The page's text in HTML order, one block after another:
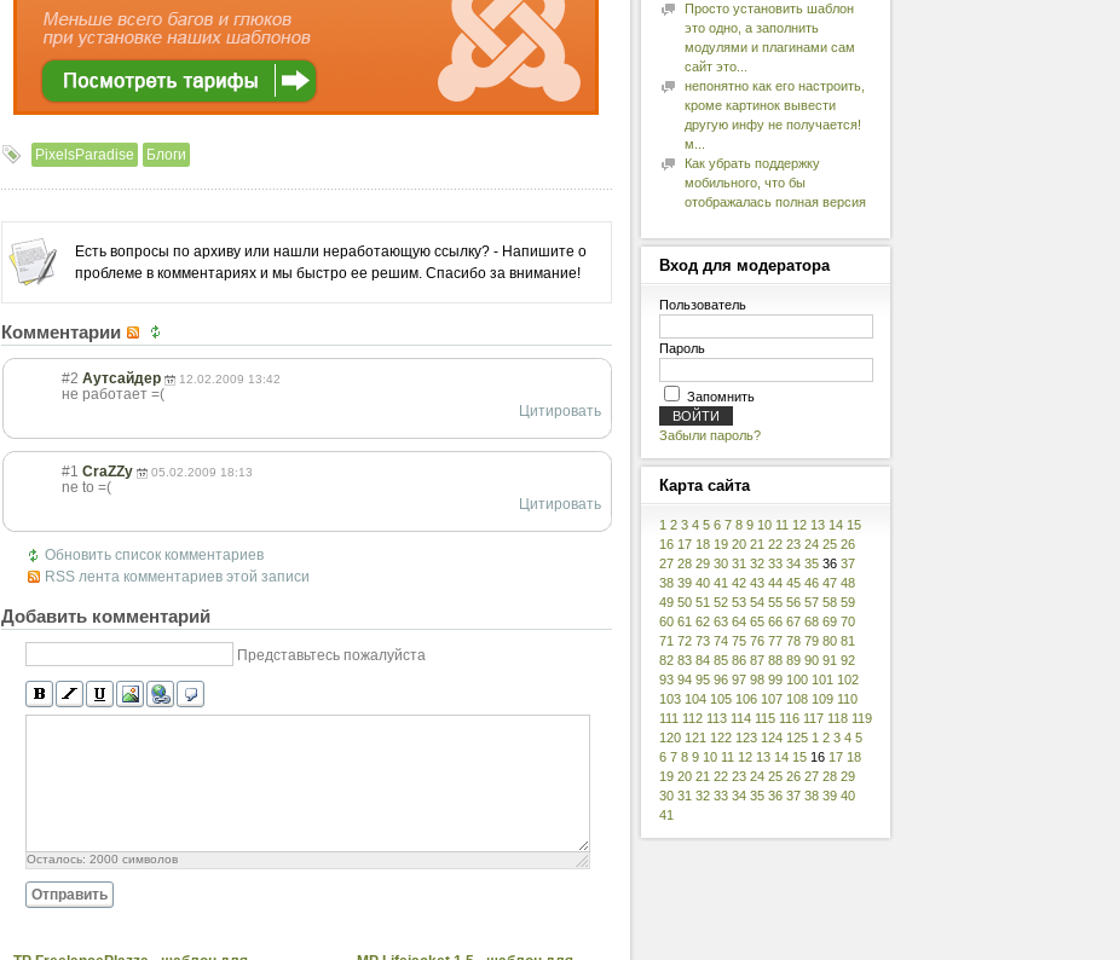
PixelsParadise Блоги
Есть вопросы по архиву или нашли неработающую ссылку? - Напишите о
проблеме в комментариях и мы быстро ее решим. Спасибо за внимание!
Комментарии
#2 Аутсайдер 12.02.2009 13:42
не работает =(
Цитировать
#1 CraZZy 05.02.2009 18:13
ne to =(
Цитировать
Обновить список комментариев
RSS лента комментариев этой записи
Добавить комментарий
Представьтесь пожалуйста
Осталось: 2000 символов
Отправить
Просто установить шаблон
это одно, а заполнить
модулями и плагинами сам
сайт это...
непонятно как его настроить,
кроме картинок вывести
другую инфу не получается!
м...
Как убрать поддержку
мобильного, что бы
отображалась полная версия
Входдля модератора
Пользователь
Пароль
Запомнить
Забыли пароль?
Картасайта
1 2 3 4 5 6 7 8 9 10 11 12 13 14 15
16 17 18 19 20 21 22 23 24 25 26
27 28 29 30 31 32 33 34 35 36 37
38 39 40 41 42 43 44 45 46 47 48
49 50 51 52 53 54 55 56 57 58 59
60 61 62 63 64 65 66 67 68 69 70
71 72 73 74 75 76 77 78 79 80 81
82 83 84 85 86 87 88 89 90 91 92
93 94 95 96 97 98 99 100 101 102
103 104 105 106 107 108 109 110
111 112 113 114 115 116 117 118 119
120 121 122 123 124 125 1 2 3 4 5
6 7 8 9 10 11 12 13 14 15 16 17 18
19 20 21 22 23 24 25 26 27 28 29
30 31 32 33 34 35 36 37 38 39 40
41